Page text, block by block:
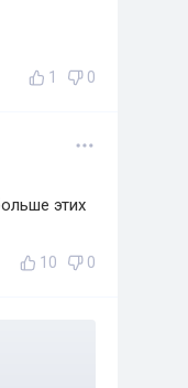
1 0
этих
10 0